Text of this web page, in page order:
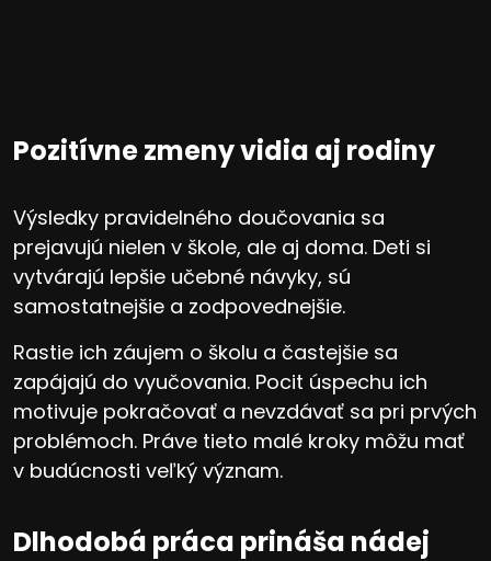
Pozitívne zmeny vidia aj rodiny
Výsledky pravidelného doučovania sa
prejavujú nielen v škole, ale aj doma. Deti si
vytvárajú lepšie učebné návyky, sú
samostatnejšie a zodpovednejšie.
Rastie ich záujem o školu a častejšie sa
zapájajú do vyučovania. Pocit úspechu ich
motivuje pokračovať a nevzdávať sa pri prvých
problémoch. Práve tieto malé kroky môžu mať
v budúcnosti veľký význam.
Dlhodobá práca prináša nádej